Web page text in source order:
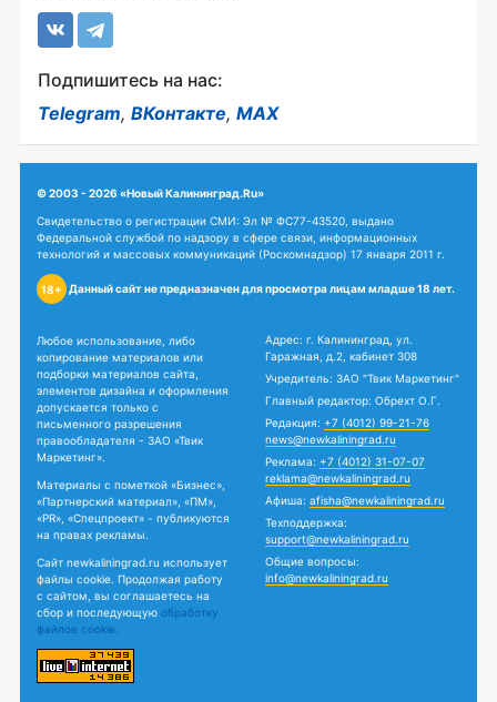
Подпишитесь на нас:
Telegram, ВКонтакте, MAX
© 2003 - 2026 «Новый Калининград.Ru»
Свидетельство о регистрации СМИ: Эл № ФС77-43520, выдано
Федеральной службой по надзору в сфере связи, информационных
технологий и массовых коммуникаций (Роскомнадзор) 17 января 2011 г.
18+ Данный сайт не предназначен для просмотра лицам младше 18 лет.
Любое использование, либо
копирование материалов или
подборки материалов сайта,
элементов дизайна и оформления
допускается только с
письменного разрешения
правообладателя - ЗАО «Твик
Маркетинг».
Материалы с пометкой «Бизнес»,
«Партнерский материал», «ПМ»,
«PR», «Спецпроект» - публикуются
на правах рекламы.
Сайт newkaliningrad.ru использует
файлы cookie. Продолжая работу
с сайтом, вы соглашаетесь на
сбор и последующую обработку
файлов cookie.
Адрес: г. Калининград, ул.
Гаражная, д.2, кабинет 308
Учредитель: ЗАО "Твик Маркетинг"
Главный редактор: Обрехт О.Г.
Редакция: +7 (4012) 99-21-76
news@newkaliningrad.ru
Реклама: +7 (4012) 31-07-07
reklama@newkaliningrad.ru
Афиша: afisha@newkaliningrad.ru
Техподдержка:
support@newkaliningrad.ru
Общие вопросы:
info@newkaliningrad.ru